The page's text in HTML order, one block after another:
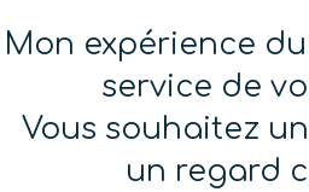
Mon expérience
service de
Vous souhaitez
un regard